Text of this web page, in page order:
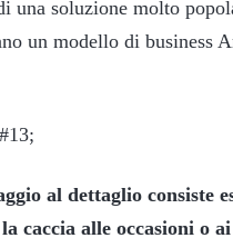
una soluzione molto
un modello di business
al dettaglio consiste
caccia alle occasioni o